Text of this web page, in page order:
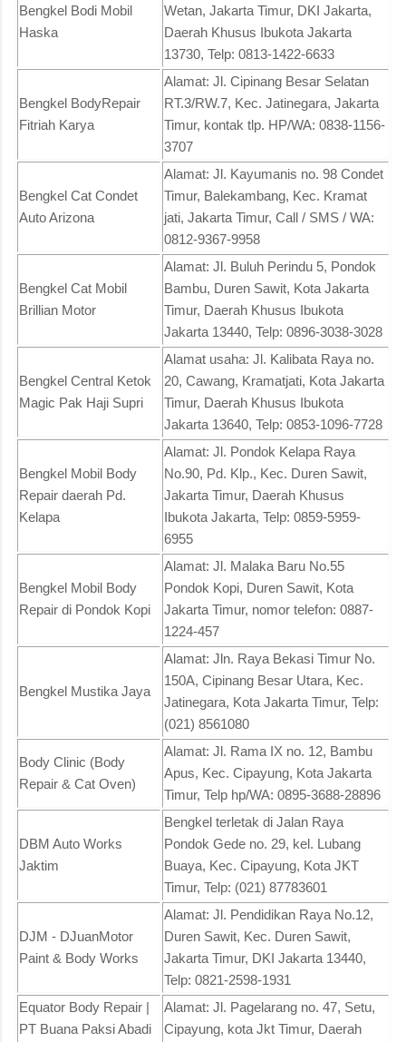
Bengkel Bodi Mobil
Haska
Wetan, Jakarta Timur, DKI Jakarta,
Daerah Khusus Ibukota Jakarta
13730, Telp: 0813-1422-6633
Bengkel BodyRepair
Fitriah Karya
Alamat: Jl. Cipinang Besar Selatan
RT.3/RW.7, Kec. Jatinegara, Jakarta
Timur, kontak tlp. HP/WA: 0838-1156-
3707
Bengkel Cat Condet
Auto Arizona
Alamat: Jl. Kayumanis no. 98 Condet
Timur, Balekambang, Kec. Kramat
jati, Jakarta Timur, Call / SMS / WA:
0812-9367-9958
Bengkel Cat Mobil
Brillian Motor
Alamat: Jl. Buluh Perindu 5, Pondok
Bambu, Duren Sawit, Kota Jakarta
Timur, Daerah Khusus Ibukota
Jakarta 13440, Telp: 0896-3038-3028
Bengkel Central Ketok
Magic Pak Haji Supri
Alamat usaha: Jl. Kalibata Raya no.
20, Cawang, Kramatjati, Kota Jakarta
Timur, Daerah Khusus Ibukota
Jakarta 13640, Telp: 0853-1096-7728
Bengkel Mobil Body
Repair daerah Pd.
Kelapa
Alamat: Jl. Pondok Kelapa Raya
No.90, Pd. Klp., Kec. Duren Sawit,
Jakarta Timur, Daerah Khusus
Ibukota Jakarta, Telp: 0859-5959-
6955
Bengkel Mobil Body
Repair di Pondok Kopi
Alamat: Jl. Malaka Baru No.55
Pondok Kopi, Duren Sawit, Kota
Jakarta Timur, nomor telefon: 0887-
1224-457
Bengkel Mustika Jaya
Alamat: Jln. Raya Bekasi Timur No.
150A, Cipinang Besar Utara, Kec.
Jatinegara, Kota Jakarta Timur, Telp:
(021) 8561080
Body Clinic (Body
Repair & Cat Oven)
Alamat: Jl. Rama IX no. 12, Bambu
Apus, Kec. Cipayung, Kota Jakarta
Timur, Telp hp/WA: 0895-3688-28896
DBM Auto Works
Jaktim
Bengkel terletak di Jalan Raya
Pondok Gede no. 29, kel. Lubang
Buaya, Kec. Cipayung, Kota JKT
Timur, Telp: (021) 87783601
DJM - DJuanMotor
Paint & Body Works
Alamat: Jl. Pendidikan Raya No.12,
Duren Sawit, Kec. Duren Sawit,
Jakarta Timur, DKI Jakarta 13440,
Telp: 0821-2598-1931
Equator Body Repair |
PT Buana Paksi Abadi
Alamat: Jl. Pagelarang no. 47, Setu,
Cipayung, kota Jkt Timur, Daerah